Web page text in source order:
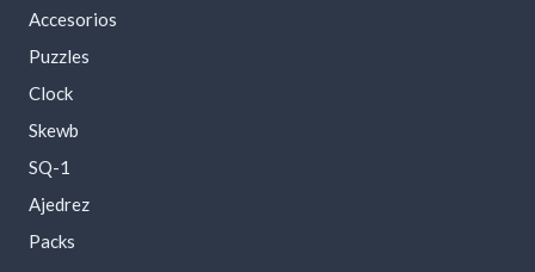
Accesorios
Puzzles
Clock
Skewb
SQ-1
Ajedrez
Packs